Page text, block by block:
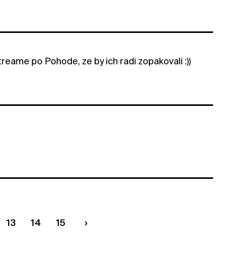
po Pohode, ze by ich radi zopakovali :))
13 14 15